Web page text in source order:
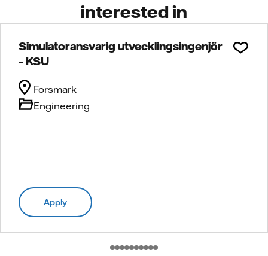
interested in
Simulatoransvarig utvecklingsingenjör
– KSU
Engineering
Forsmark
Apply